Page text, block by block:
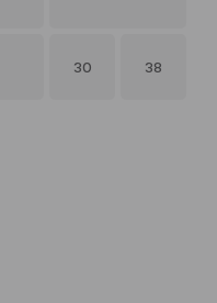
30 38